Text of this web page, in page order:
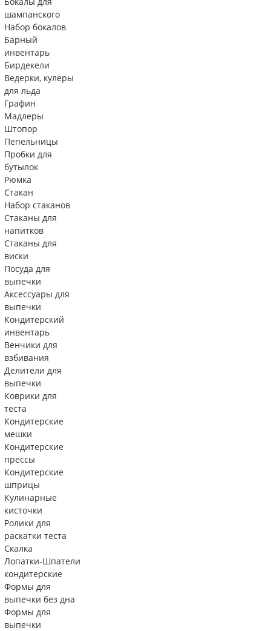
шампанского
Набор бокалов
Барный
инвентарь
Бирдекели
Ведерки, кулеры
для льда
Графин
Мадлеры
Штопор
Пепельницы
Пробки для
бутылок
Рюмка
Стакан
Набор стаканов
Стаканы для
напитков
Стаканы для
виски
Посуда для
выпечки
Аксессуары для
выпечки
Кондитерский
инвентарь
Венчики для
взбивания
Делители для
выпечки
Коврики для
теста
Кондитерские
мешки
Кондитерские
прессы
Кондитерские
шприцы
Кулинарные
кисточки
Ролики для
раскатки теста
Скалка
Лопатки-Шпатели
кондитерские
Формы для
выпечки без дна
Формы для
выпечки